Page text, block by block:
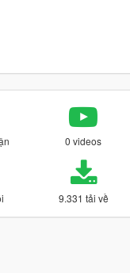
0 videos
9.331 tải về